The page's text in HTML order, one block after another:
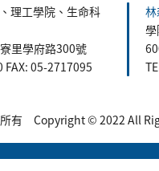
理工學院、生命科
里學府路300號
FAX: 05-2717095
有 Copyright © 2022 All